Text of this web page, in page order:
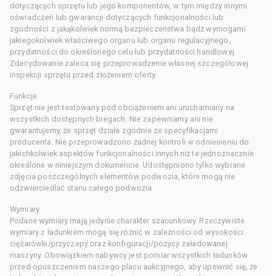
dotyczących sprzętu lub jego komponentów, w tym między innymi
oświadczeń lub gwarancji dotyczących funkcjonalności lub
zgodności z jakąkolwiek normą bezpieczeństwa bądź wymogami
jakiegokolwiek właściwego organu lub organu regulacyjnego,
przydatności do określonego celu lub przydatności handlowej.
Zdecydowanie zaleca się przeprowadzenie własnej szczegółowej
inspekcji sprzętu przed złożeniem oferty.
Funkcje
Sprzęt nie jest testowany pod obciążeniem ani uruchamiany na
wszystkich dostępnych biegach. Nie zapewniamy ani nie
gwarantujemy, że sprzęt działa zgodnie ze specyfikacjami
producenta. Nie przeprowadzono żadnej kontroli w odniesieniu do
jakichkolwiek aspektów funkcjonalności innych niż te jednoznacznie
określone w niniejszym dokumencie. Udostępniono tylko wybrane
zdjęcia poszczególnych elementów podwozia, które mogą nie
odzwierciedlać stanu całego podwozia.
Wymiary
Podane wymiary mają jedynie charakter szacunkowy. Rzeczywiste
wymiary z ładunkiem mogą się różnić w zależności od wysokości
ciężarówki/przyczepy oraz konfiguracji/pozycji załadowanej
maszyny. Obowiązkiem nabywcy jest pomiar wszystkich ładunków
przed opuszczeniem naszego placu aukcyjnego, aby upewnić się, że